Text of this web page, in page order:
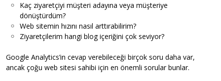
Kaç ziyaretçiyi müşteri adayına veya müşteriye
dönüştürdüm?
Web sitemin hızını nasıl arttırabilirim?
Ziyaretçilerim hangi blog içeriğini çok seviyor?
Google Analytics’in cevap verebileceği birçok soru daha var,
ancak çoğu web sitesi sahibi için en önemli sorular bunlar.